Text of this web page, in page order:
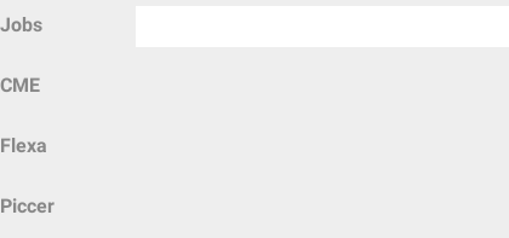
Jobs
CME
Flexa
Piccer